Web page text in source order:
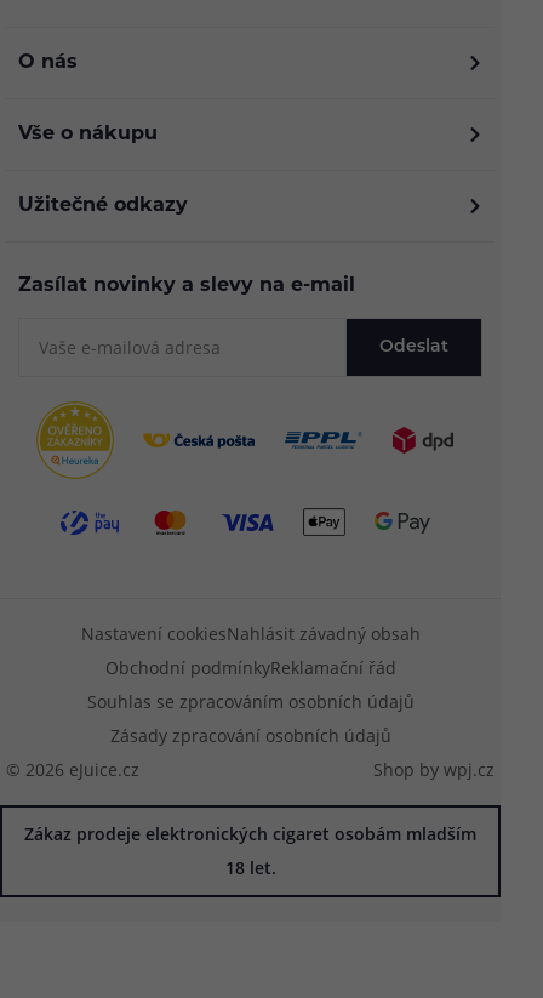
O nás
Vše o nákupu
Užitečné odkazy
Zasílat novinky a slevy na e-mail
Odeslat
© 2026 eJuice.cz
Nastavení cookiesNahlásit závadný obsah
Obchodní podmínkyReklamační řád
Souhlas se zpracováním osobních údajů
Zásady zpracování osobních údajů
Shop by wpj.cz
Zákaz prodeje elektronických cigaret osobám mladším
18 let.